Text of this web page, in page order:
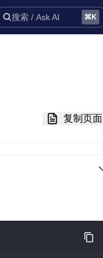
搜索 / Ask AI ⌘ K
复制页面